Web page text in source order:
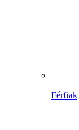
Férfiak